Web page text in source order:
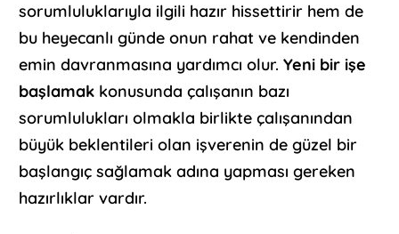
sorumluluklarıyla ilgili hazır hissettirir hem de
bu heyecanlı günde onun rahat ve kendinden
emin davranmasına yardımcı olur.Yeni bir işe
başlamak konusunda çalışanın bazı
sorumlulukları olmakla birlikte çalışanından
büyük beklentileri olan işverenin de güzel bir
başlangıç sağlamak adına yapması gereken
hazırlıklar vardır.